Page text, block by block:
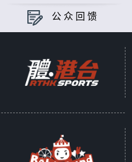
公众回馈